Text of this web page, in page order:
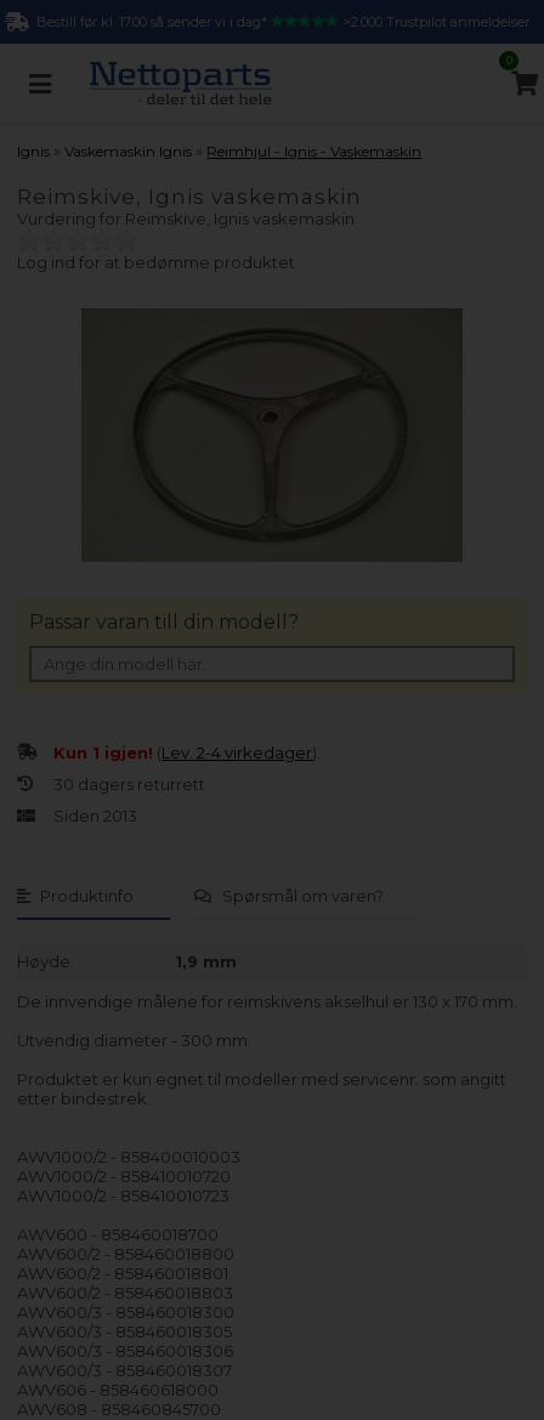
Bestill før kl. 17.00 så sender vi i dag* >2.000 Trustpilot anmeldelser
0
Ignis »Vaskemaskin Ignis » Reimhjul - Ignis - Vaskemaskin
Reimskive, Ignis vaskemaskin
Vurdering for Reimskive, Ignis vaskemaskin
Log ind for at bedømme produktet
Produktinfo Spørsmål om varen?
Høyde 1,9 mm
De innvendige målene for reimskivens akselhul er 130 x 170 mm.
Utvendig diameter - 300 mm.
Produktet er kun egnet til modeller med servicenr. som angitt
etter bindestrek.
AWV1000/2 - 858400010003
AWV1000/2 - 858410010720
AWV1000/2 - 858410010723
AWV600 - 858460018700
AWV600/2 - 858460018800
AWV600/2 - 858460018801
AWV600/2 - 858460018803
AWV600/3 - 858460018300
AWV600/3 - 858460018305
AWV600/3 - 858460018306
AWV600/3 - 858460018307
AWV606 - 858460618000
AWV608 - 858460845700
Kun 1 igjen! (Lev. 2-4 virkedager).
30 dagers returrett
Siden 2013
Passar varan till din modell?